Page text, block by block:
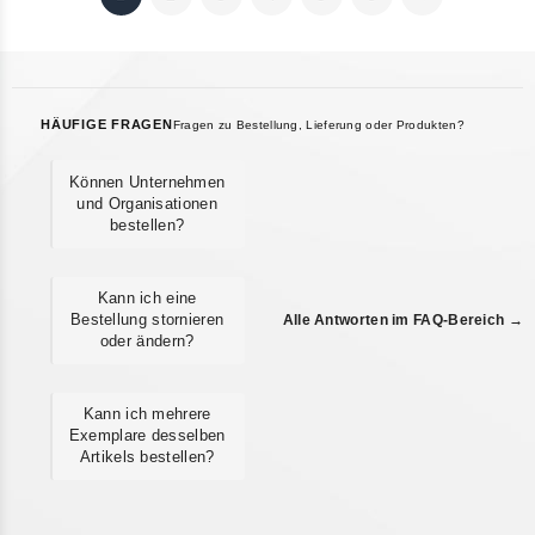
HÄUFIGE FRAGEN Fragen zu Bestellung, Lieferung oder Produkten?
Können Unternehmen
und Organisationen
bestellen?
Kann ich eine
Bestellung stornieren
oder ändern?
Kann ich mehrere
Exemplare desselben
Artikels bestellen?
Alle Antworten im FAQ-Bereich →